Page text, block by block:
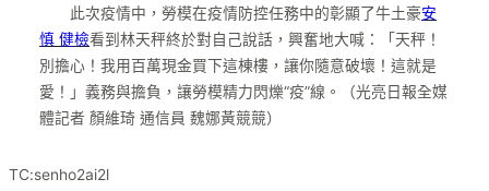
此次疫情中，勞模在疫情防控任務中的彰顯了牛土豪安
慎 健檢看到林天秤終於對自己說話，興奮地大喊：「天秤！
別擔心！我用百萬現金買下這棟樓，讓你隨意破壞！這就是
愛！」義務與擔負，讓勞模精力閃爍“疫”線。（光亮日報全媒
體記者 顏維琦 通信員 魏娜黃競競）
TC:senho2ai2l